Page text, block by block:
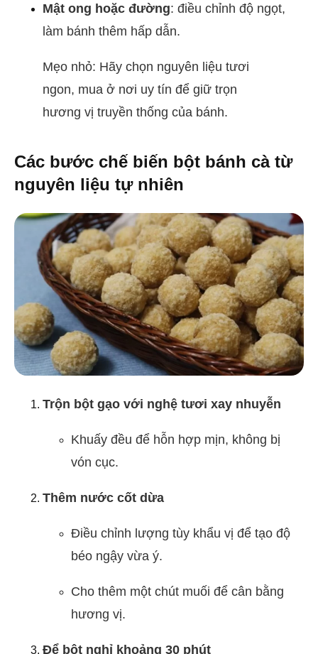
Mật ong hoặc đường: điều chỉnh độ ngọt,
làm bánh thêm hấp dẫn.
Mẹo nhỏ: Hãy chọn nguyên liệu tươi
ngon, mua ở nơi uy tín để giữ trọn
hương vị truyền thống của bánh.
Các bước chế biến bột bánh cà từ
nguyên liệu tự nhiên
Trộn bột gạo với nghệ tươi xay nhuyễn
Khuấy đều để hỗn hợp mịn, không bị
vón cục.
Thêm nước cốt dừa
Điều chỉnh lượng tùy khẩu vị để tạo độ
béo ngậy vừa ý.
Cho thêm một chút muối để cân bằng
hương vị.
Để bột nghỉ khoảng 30 phút